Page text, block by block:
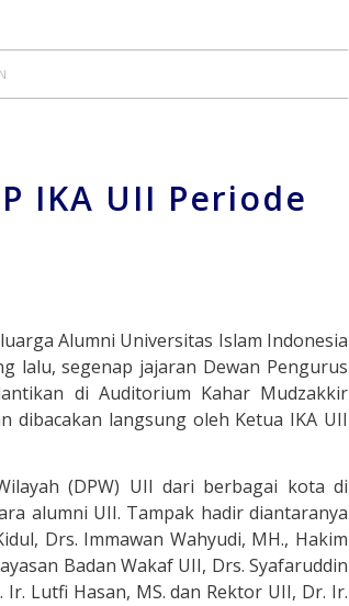
IKA UII Periode
Alumni Universitas Islam Indonesia
lalu, segenap jajaran Dewan Pengurus
di Auditorium Kahar Mudzakkir
dibacakan langsung oleh Ketua IKA UII
(DPW) UII dari berbagai kota di
alumni UII. Tampak hadir diantaranya
Drs. Immawan Wahyudi, MH., Hakim
Badan Wakaf UII, Drs. Syafaruddin
Lutfi Hasan, MS. dan Rektor UII, Dr. Ir.